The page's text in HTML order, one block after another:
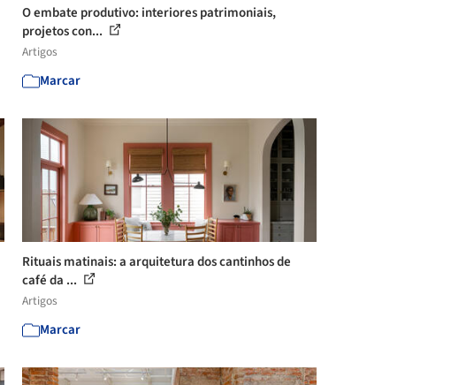
O embate produtivo: interiores patrimoniais,
projetos con...
Artigos
Marcar
Rituais matinais: a arquitetura dos cantinhos de
café da ...
Artigos
Marcar